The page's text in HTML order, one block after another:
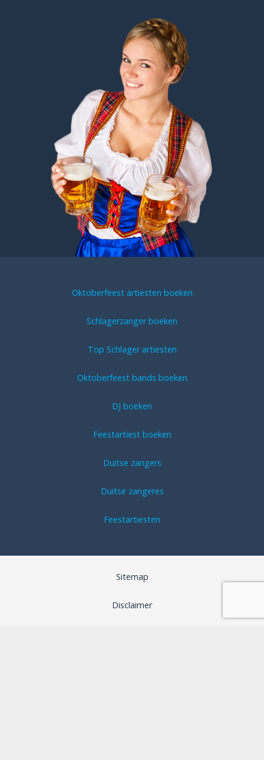
Oktoberfeest artiesten boeken
Schlagerzanger boeken
Top Schlager artiesten
Oktoberfeest bands boeken
DJ boeken
Feestartiest boeken
Duitse zangers
Duitse zangeres
Feestartiesten
Sitemap
Disclaimer